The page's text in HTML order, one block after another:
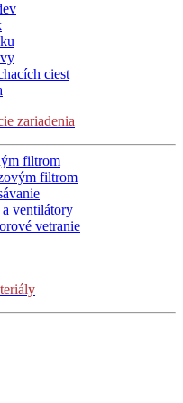
ciest
zariadenia
filtrom
filtrom
a ventilátory
vetranie